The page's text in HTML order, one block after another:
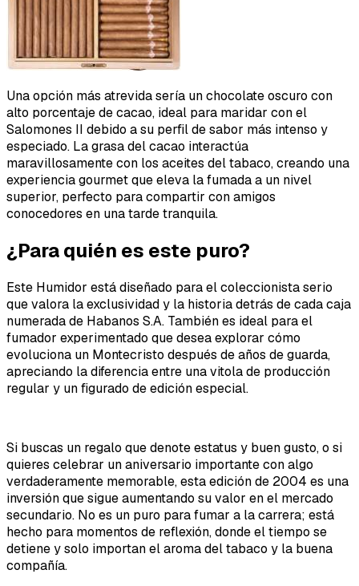
Una opción más atrevida sería un chocolate oscuro con
alto porcentaje de cacao, ideal para maridar con el
Salomones II debido a su perfil de sabor más intenso y
especiado. La grasa del cacao interactúa
maravillosamente con los aceites del tabaco, creando una
experiencia gourmet que eleva la fumada a un nivel
superior, perfecto para compartir con amigos
conocedores en una tarde tranquila.
¿Para quién es este puro?
Este Humidor está diseñado para el coleccionista serio
que valora la exclusividad y la historia detrás de cada caja
numerada de Habanos S.A. También es ideal para el
fumador experimentado que desea explorar cómo
evoluciona un Montecristo después de años de guarda,
apreciando la diferencia entre una vitola de producción
regular y un figurado de edición especial.
Si buscas un regalo que denote estatus y buen gusto, o si
quieres celebrar un aniversario importante con algo
verdaderamente memorable, esta edición de 2004 es una
inversión que sigue aumentando su valor en el mercado
secundario. No es un puro para fumar a la carrera; está
hecho para momentos de reflexión, donde el tiempo se
detiene y solo importan el aroma del tabaco y la buena
compañía.